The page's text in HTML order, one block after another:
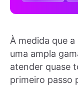
À medida que
uma ampla
atender quase
primeiro passo